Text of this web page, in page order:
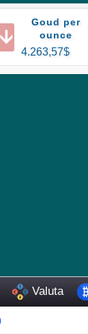
🡫
Goud per
ounce
4.263,57$
Valuta